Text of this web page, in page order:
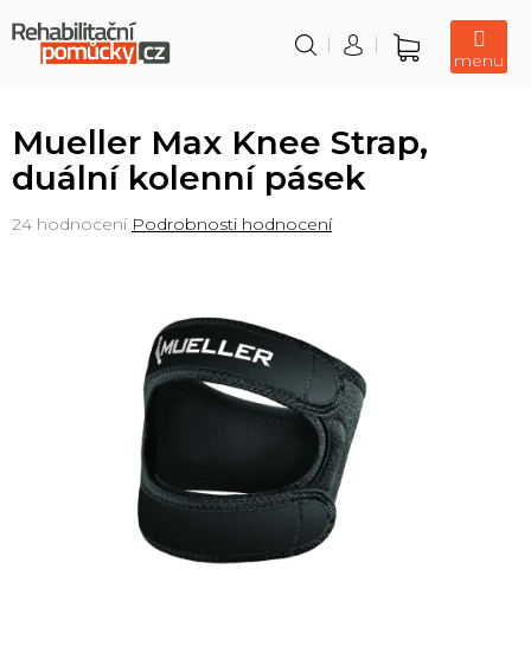
na
obsah
Nákupní
Mueller Max Knee Strap,
duální kolenní pásek
Průměrné
24 hodnocení Podrobnosti hodnocení